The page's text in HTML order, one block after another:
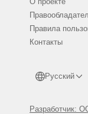
Правила
Контакты
Русский
Разработчик: